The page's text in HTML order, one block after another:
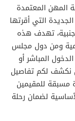
المهن المعتمدة
الجديدة التي أقرتها
تهدف هذه
ومن دول مجلس
المباشر أو
نكشف لكم تفاصيل
مسبقة للمقيمين
لضمان رحلة